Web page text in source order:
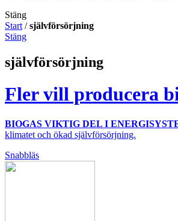
Stäng
Start /självförsörjning
Stäng
självförsörjning
Fler vill producera
BIOGAS VIKTIG DEL I
klimatet och ökad självförsörjning.
Snabbläs